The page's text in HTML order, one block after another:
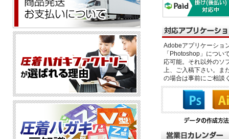
Adobeアプリケーショ
「Photoshop」につい
応可能。それ以外のソ
上、ご入稿下さい。ま
の場合は事前にご相談